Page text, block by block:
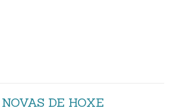
NOVAS DE HOXE